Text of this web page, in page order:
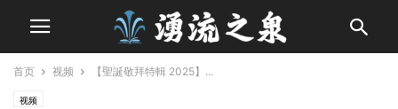
首页 视频 【聖誕敬拜特輯 2025】...
视频